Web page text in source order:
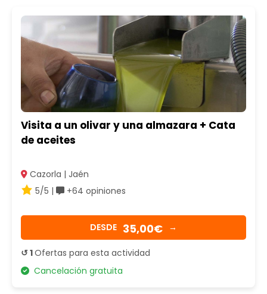
Visita a un olivar y una almazara + Cata
de aceites
Cazorla | Jaén
5/5 |
+64 opiniones
DESDE 35,00€ →
↺ 1Ofertas para esta actividad
Cancelación gratuita